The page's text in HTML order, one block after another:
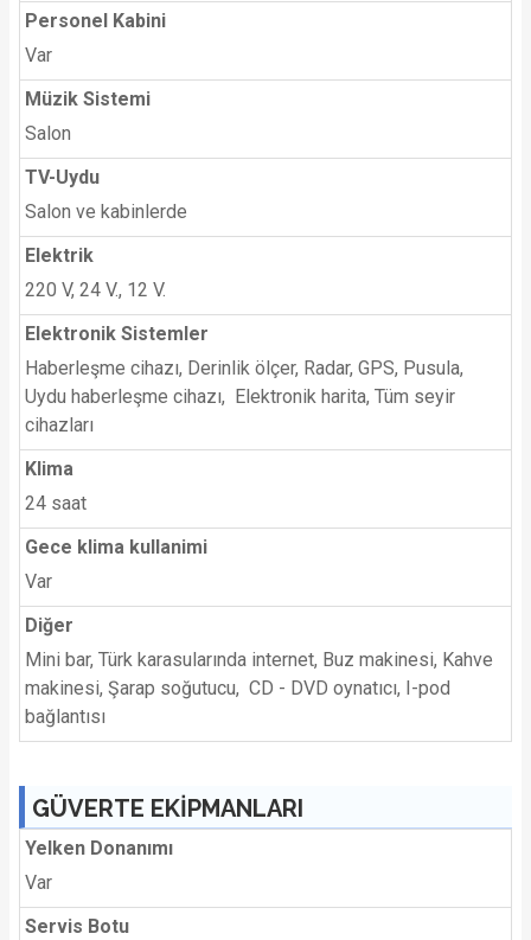
Personel Kabini
Var
Müzik Sistemi
Salon
TV-Uydu
Salon ve kabinlerde
Elektrik
220 V, 24 V., 12 V.
Elektronik Sistemler
Haberleşme cihazı, Derinlik ölçer, Radar, GPS, Pusula,
Uydu haberleşme cihazı, Elektronik harita, Tüm seyir
cihazları
Klima
24 saat
Gece klima kullanimi
Var
Diğer
Mini bar, Türk karasularında internet, Buz makinesi, Kahve
makinesi, Şarap soğutucu, CD - DVD oynatıcı, I-pod
bağlantısı
GÜVERTE EKİPMANLARI
Yelken Donanımı
Var
Servis Botu